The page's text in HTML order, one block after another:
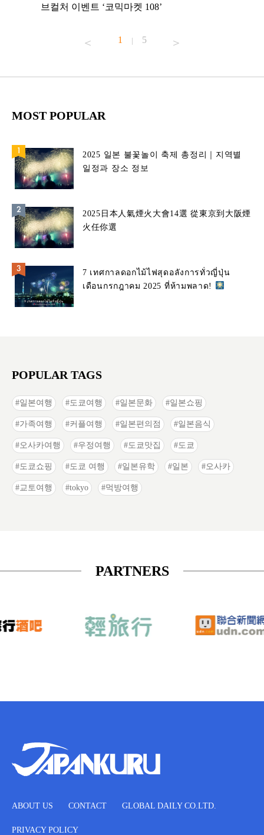
브컬처 이벤트 ‘코믹마켓 108’
1 | 5
MOST POPULAR
2025 일본 불꽃놀이 축제 총정리｜지역별
일정과 장소 정보
2025日本人氣煙火大會14選 從東京到大阪煙
火任你選
7 เทศกาลดอกไม้ไฟสุดอลังการทั่วญี่ปุ่น
เดือนกรกฎาคม 2025 ที่ห้ามพลาด!
POPULAR TAGS
일본여행 도쿄여행 일본문화 일본쇼핑
가족여행 커플여행 일본편의점 일본음식
오사카여행 우정여행 도쿄맛집 도쿄
도쿄쇼핑 도쿄 여행 일본유학 일본 오사카
교토여행 tokyo 먹방여행
PARTNERS
ABOUT US CONTACT GLOBAL DAILY CO.LTD.
PRIVACY POLICY